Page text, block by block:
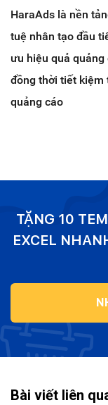
HaraAds là nền
tuệ nhân tạo đầu
ưu hiệu quả quảng
đồng thời tiết kiệm
quảng cáo
TẶNG 10
EXCEL
Bài viết liên